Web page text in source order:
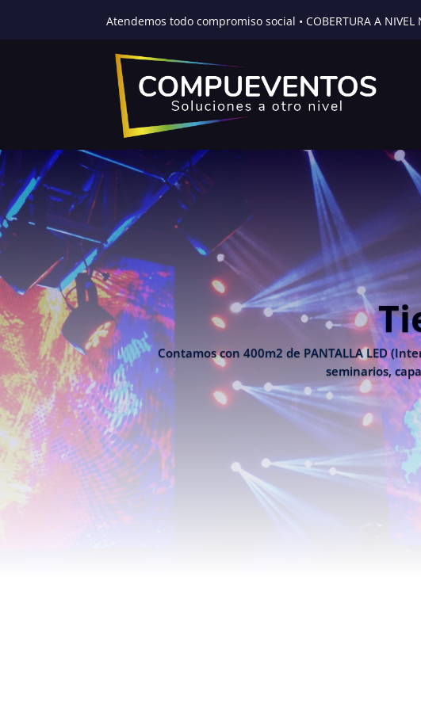
Atendemos todo compromiso social • COBERTURA A NIVEL
Contamos con 400m2 de PANTALLA LED
seminarios,